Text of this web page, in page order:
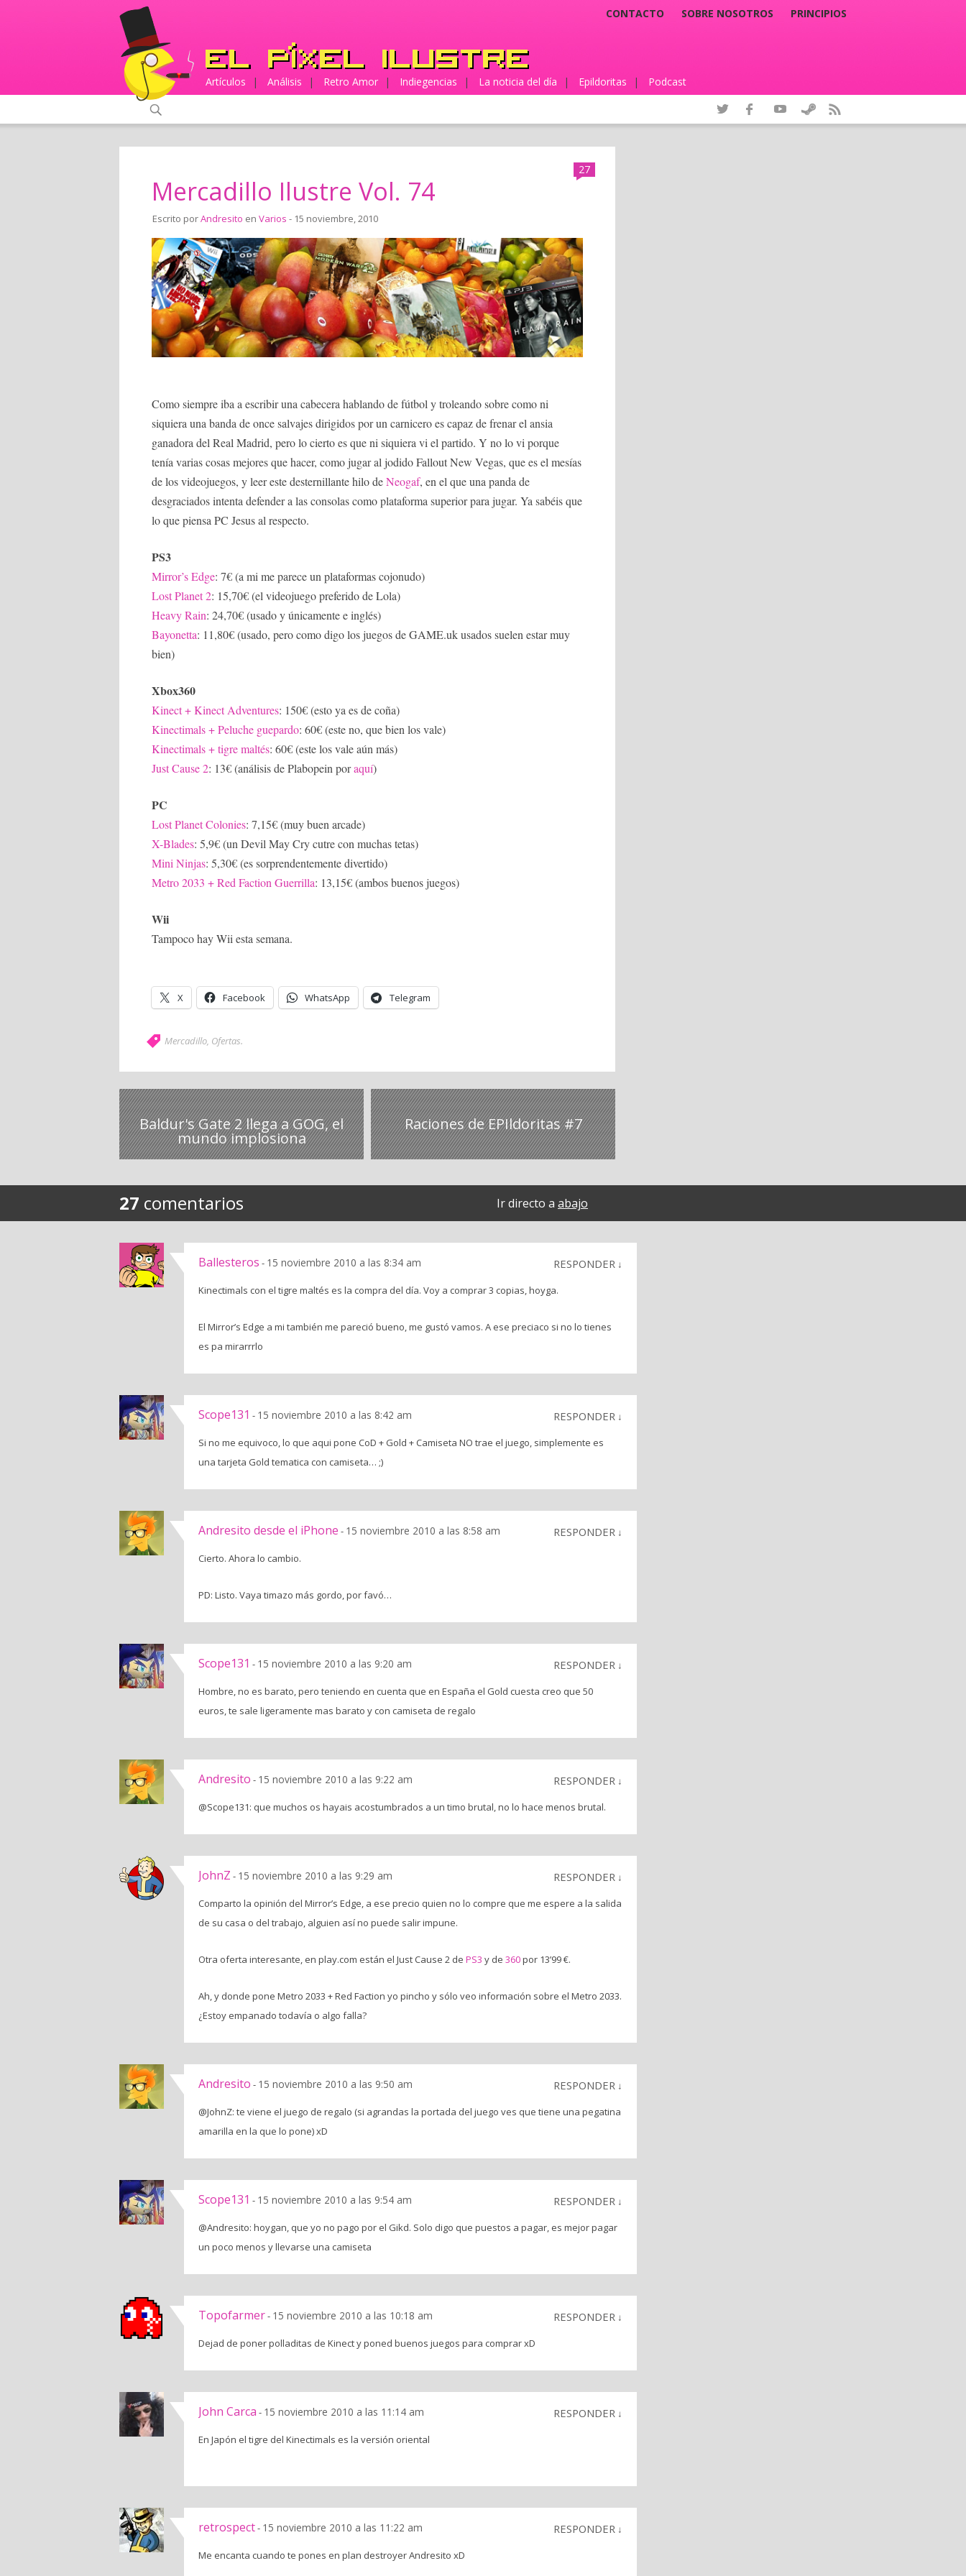
CONTACTO SOBRE NOSOTROS PRINCIPIOS
Artículos | Análisis | Retro Amor | Indiegencias | La noticia del día | Epildoritas | Podcast
27
Mercadillo Ilustre Vol. 74
Escrito porAndresito en Varios - 15 noviembre, 2010
Como siempre iba a escribir una cabecera hablando de fútbol y troleando sobre como ni
siquiera una banda de once salvajes dirigidos por un carnicero es capaz de frenar el ansia
ganadora del Real Madrid, pero lo cierto es que ni siquiera vi el partido. Y no lo vi porque
tenía varias cosas mejores que hacer, como jugar al jodido Fallout New Vegas, que es el mesías
de los videojuegos, y leer este desternillante hilo deNeogaf, en el que una panda de
desgraciados intenta defender a las consolas como plataforma superior para jugar. Ya sabéis que
lo que piensa PC Jesus al respecto.
PS3
Mirror’s Edge: 7€ (a mi me parece un plataformas cojonudo)
Lost Planet 2: 15,70€ (el videojuego preferido de Lola)
Heavy Rain: 24,70€ (usado y únicamente e inglés)
Bayonetta: 11,80€ (usado, pero como digo los juegos de GAME.uk usados suelen estar muy
bien)
Xbox360
Kinect + Kinect Adventures: 150€ (esto ya es de coña)
Kinectimals + Peluche guepardo: 60€ (este no, que bien los vale)
Kinectimals + tigre maltés: 60€ (este los vale aún más)
Just Cause 2: 13€ (análisis de Plabopein poraquí)
PC
Lost Planet Colonies: 7,15€ (muy buen arcade)
X-Blades: 5,9€ (un Devil May Cry cutre con muchas tetas)
Mini Ninjas: 5,30€ (es sorprendentemente divertido)
Metro 2033 + Red Faction Guerrilla: 13,15€ (ambos buenos juegos)
Wii
Tampoco hay Wii esta semana.
X Facebook WhatsApp Telegram
Mercadillo, Ofertas.
Baldur's Gate 2 llega a GOG, el
mundo implosiona
Raciones de EPIldoritas #7
27 comentarios Ir directo a abajo
Ballesteros - 15 noviembre 2010 a las 8:34 am RESPONDER ↓
Kinectimals con el tigre maltés es la compra del día. Voy a comprar 3 copias, hoyga.
El Mirror’s Edge a mi también me pareció bueno, me gustó vamos. A ese preciaco si no lo tienes
es pa mirarrrlo
Scope131 - 15 noviembre 2010 a las 8:42 am RESPONDER ↓
Si no me equivoco, lo que aqui pone CoD + Gold + Camiseta NO trae el juego, simplemente es
una tarjeta Gold tematica con camiseta… ;)
Andresito desde el iPhone - 15 noviembre 2010 a las 8:58 am RESPONDER ↓
Cierto. Ahora lo cambio.
PD: Listo. Vaya timazo más gordo, por favó…
Scope131 - 15 noviembre 2010 a las 9:20 am RESPONDER ↓
Hombre, no es barato, pero teniendo en cuenta que en España el Gold cuesta creo que 50
euros, te sale ligeramente mas barato y con camiseta de regalo
Andresito - 15 noviembre 2010 a las 9:22 am RESPONDER ↓
@Scope131: que muchos os hayais acostumbrados a un timo brutal, no lo hace menos brutal.
JohnZ - 15 noviembre 2010 a las 9:29 am RESPONDER ↓
Comparto la opinión del Mirror’s Edge, a ese precio quien no lo compre que me espere a la salida
de su casa o del trabajo, alguien así no puede salir impune.
Otra oferta interesante, en play.com están el Just Cause 2 de PS3 y de 360por 13’99 €.
Ah, y donde pone Metro 2033 + Red Faction yo pincho y sólo veo información sobre el Metro 2033.
¿Estoy empanado todavía o algo falla?
Andresito - 15 noviembre 2010 a las 9:50 am RESPONDER ↓
@JohnZ: te viene el juego de regalo (si agrandas la portada del juego ves que tiene una pegatina
amarilla en la que lo pone) xD
Scope131 - 15 noviembre 2010 a las 9:54 am RESPONDER ↓
@Andresito: hoygan, que yo no pago por el Gikd. Solo digo que puestos a pagar, es mejor pagar
un poco menos y llevarse una camiseta
Topofarmer- 15 noviembre 2010 a las 10:18 am RESPONDER ↓
Dejad de poner polladitas de Kinect y poned buenos juegos para comprar xD
John Carca - 15 noviembre 2010 a las 11:14 am RESPONDER ↓
En Japón el tigre del Kinectimals es la versión oriental
retrospect- 15 noviembre 2010 a las 11:22 am RESPONDER ↓
Me encanta cuando te pones en plan destroyer Andresito xD